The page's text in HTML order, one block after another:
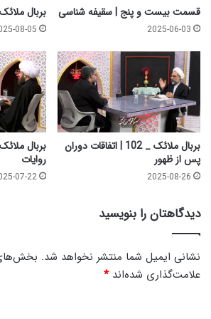
خ
ط
ب
ه
ت
ز
ی
ن
ب
ی
ه
ا
ا
ر
ا
س
ا
س
و
ا
ی
ا
ت
قسمت بیست و پنج | سقیفه شناسی
2025-06-03
بربال ملائک _ 92 |
08-05
بربال ملائک _ 102 | اتفاقات دوران
پس از ظهور
2025-08-26
روایات
07-22
دیدگاهتان را بنویسید
نشانی ایمیل شما منتشر نخواهد شد. بخش‌های
علامت‌گذاری شده‌اند*